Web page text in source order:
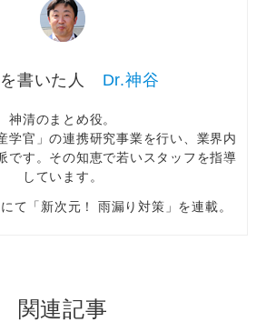
Dr.神谷
神清のまとめ役。
学官」の連携研究事業を行い、業界内
です。その知恵で若いスタッフを指導
しています。
て「新次元！ 雨漏り対策」を連載。
関連記事